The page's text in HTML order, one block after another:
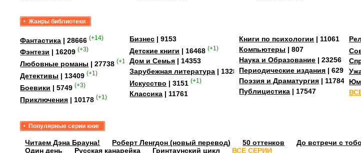
Жанры библиотеки
Фантастика | 28666 (+14)
Фэнтези | 16209 (+3)
Любовные романы | 27738 (+15)
Детективы | 13409 (+1)
Боевики | 5749 (+3)
Приключения | 10178 (+1)
Бизнес | 9153
Детские книги | 16468 (+1)
Дом и Семья | 14353
Зарубежная литература | 13287
Искусство | 3151 (+1)
Классика | 11761
Книги по психологии | 11061
Компьютеры | 807
Наука и Образование | 23256
Периодические издания | 629
Поэзия и Драматургия | 11784
Публицистика | 17547
Популярные серии книг
Читаем Дэна Брауна! Роберт Ленгдон (новый перевод) 50 оттенков До встречи с
Один день
Русская канарейка Гринтаунский цикл ВСЕ СЕРИИ